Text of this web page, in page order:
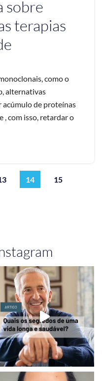
sobre
terapias
como o
alternativas
de proteínas
, com isso, retardar o
14 15